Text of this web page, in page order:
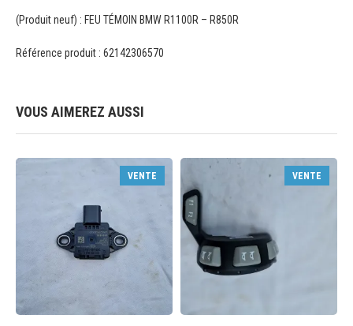
(Produit neuf) : FEU TÉMOIN BMW R1100R – R850R
Référence produit : 62142306570
VOUS AIMEREZ AUSSI
VENTE VENTE